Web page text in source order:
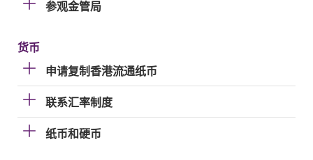
参观金管局
货币
申请复制香港流通纸币
联系汇率制度
纸币和硬币